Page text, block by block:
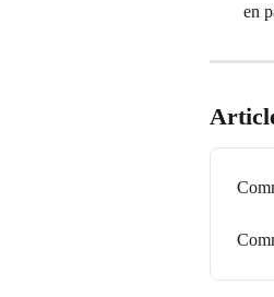
en